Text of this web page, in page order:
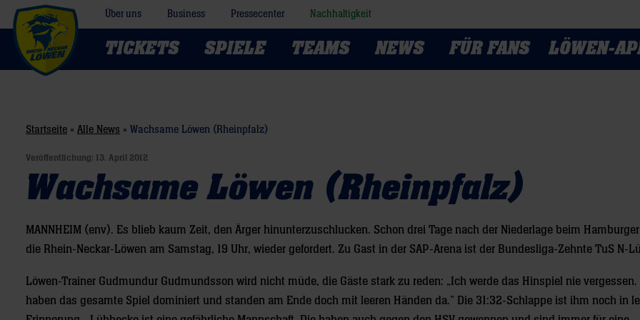
Über uns Business Pressecenter Nachhaltigkeit
TICKETS SPIELE TEAMS NEWS FÜR FANS LÖWEN-
Startseite » Alle News » Wachsame Löwen (Rheinpfalz)
Veröffentlichung: 13. April 2012
Wachsame Löwen (Rheinpfalz)
MANNHEIM (env). Es blieb kaum Zeit, den Ärger hinunterzuschlucken. Schon drei Tage nach der Niederlage beim
die Rhein-Neckar-Löwen am Samstag, 19 Uhr, wieder gefordert. Zu Gast in der SAP-Arena ist der Bundesliga-Zehnte TuS N-
Löwen-Trainer Gudmundur Gudmundsson wird nicht müde, die Gäste stark zu reden: „Ich werde das Hinspiel nie vergessen.
haben das gesamte Spiel dominiert und standen am Ende doch mit leeren Händen da.” Die 31:32-Schlappe ist ihm noch in